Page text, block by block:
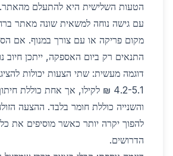
הטעות השלישית היא להתעלם
עם גישה נוחה למשאית שונה מאתר
מקום פריקה או עם צורך במנוף. אם
התנאים רק ביום האספקה, ייתכן חיוב
דוגמה מעשית: שתי הצעות יכולות
4.2-5.1 ₪ לקילו, אך אחת כוללת
והשנייה כוללת חומר בלבד. ההצעה
להפוך יקרה יותר כאשר מוסיפים את
הדרושים.